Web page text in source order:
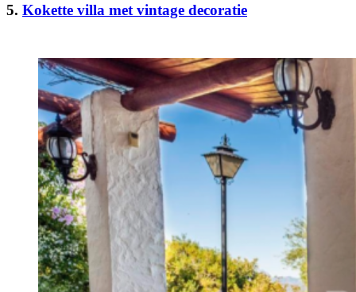
5. Kokette villa met vintage decoratie